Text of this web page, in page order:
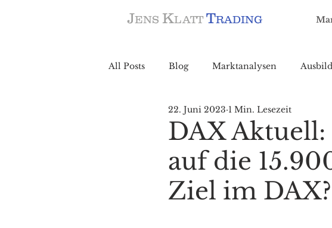
JENS KLATT TRADING
All Posts Blog Marktanalysen
DAX Aktuell:
auf die
Ziel im DAX?
22. Juni 2023 1 Min. Lesezeit